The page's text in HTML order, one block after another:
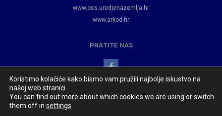
www.oss.uredjenazemlja.hr
www.arkod.hr
PRATITE NAS
Koristimo kolačiće kako bismo vam pružili najbolje iskustvo na
našoj web stranici.
You can find out more about which cookies we are using or switch
them off in settings